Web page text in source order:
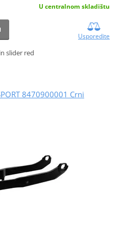
U centralnom skladištu
Usporedite
slider red
8470900001 Crni